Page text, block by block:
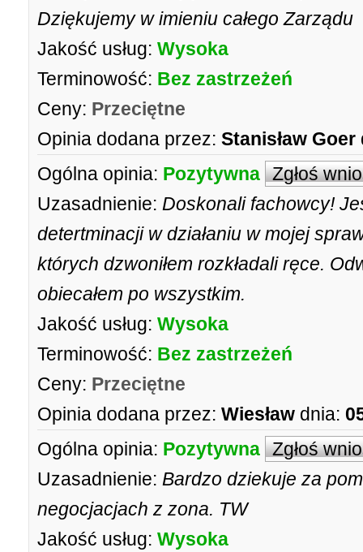
Dziękujemy w imieniu całego Zarządu
Jakość usług: Wysoka
Terminowość: Bez zastrzeżeń
Ceny: Przeciętne
Opinia dodana przez: Stanisław Goer
Ogólna opinia: Pozytywna Zgłoś
Uzasadnienie: Doskonali fachowcy!
detertminacji w działaniu w mojej
których dzwoniłem rozkładali ręce.
obiecałem po wszystkim.
Jakość usług: Wysoka
Terminowość: Bez zastrzeżeń
Ceny: Przeciętne
Opinia dodana przez: Wiesław dnia:
Ogólna opinia: Pozytywna Zgłoś
Uzasadnienie: Bardzo dziekuje za
negocjacjach z zona. TW
Jakość usług: Wysoka